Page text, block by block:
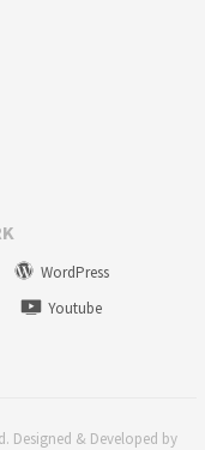
WordPress
Youtube
Designed & Developed by